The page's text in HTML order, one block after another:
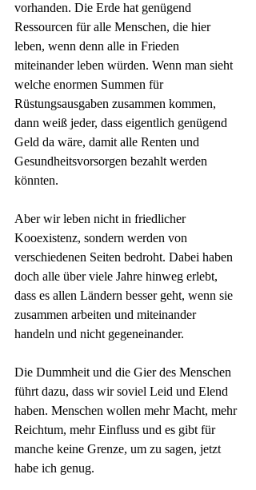
vorhanden. Die Erde hat genügend
Ressourcen für alle Menschen, die hier
leben, wenn denn alle in Frieden
miteinander leben würden. Wenn man sieht
welche enormen Summen für
Rüstungsausgaben zusammen kommen,
dann weiß jeder, dass eigentlich genügend
Geld da wäre, damit alle Renten und
Gesundheitsvorsorgen bezahlt werden
könnten.
Aber wir leben nicht in friedlicher
Kooexistenz, sondern werden von
verschiedenen Seiten bedroht. Dabei haben
doch alle über viele Jahre hinweg erlebt,
dass es allen Ländern besser geht, wenn sie
zusammen arbeiten und miteinander
handeln und nicht gegeneinander.
Die Dummheit und die Gier des Menschen
führt dazu, dass wir soviel Leid und Elend
haben. Menschen wollen mehr Macht, mehr
Reichtum, mehr Einfluss und es gibt für
manche keine Grenze, um zu sagen, jetzt
habe ich genug.